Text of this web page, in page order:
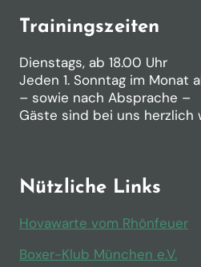
Trainingszeiten
Dienstags, ab 18.00 Uhr
Jeden 1. Sonntag im Monat
– sowie nach Absprache –
Gäste sind bei uns herzlich
Nützliche Links
Hovawarte vom Rhönfeuer
Boxer-Klub München e.V.